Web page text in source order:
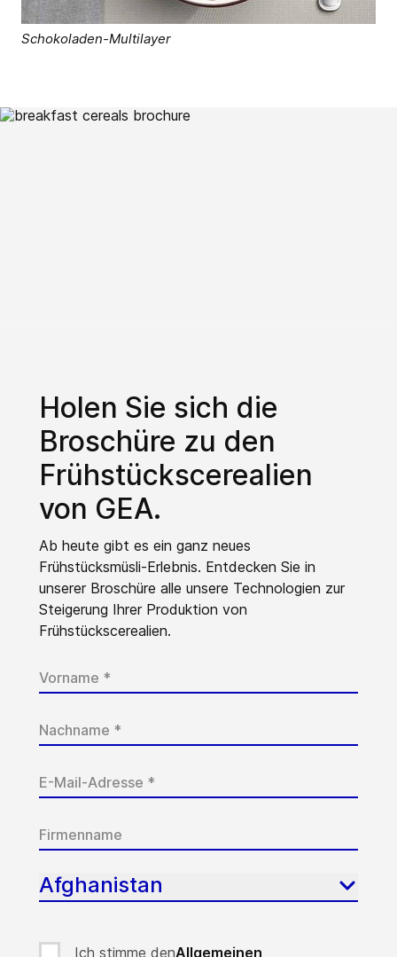
Schokoladen-Multilayer
Holen Sie sich die
Broschüre zu den
Frühstückscerealien
von GEA.
Ab heute gibt es ein ganz neues
Frühstücksmüsli-Erlebnis. Entdecken Sie in
unserer Broschüre alle unsere Technologien zur
Steigerung Ihrer Produktion von
Frühstückscerealien.
Afghanistan
Ich stimme denAllgemeinen